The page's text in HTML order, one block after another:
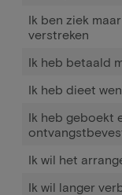
Ik ben ziek
verstreken
Ik heb betaald
Ik heb dieet
Ik heb geboekt
Ik wil het
Ik wil langer